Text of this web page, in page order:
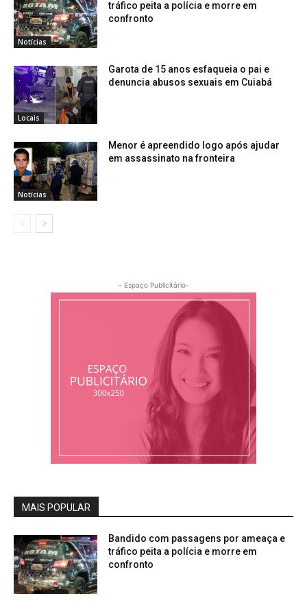
Notícias
tráfico peita a polícia e morre em
confronto
Locais
Garota de 15 anos esfaqueia o pai e
denuncia abusos sexuais em Cuiabá
Notícias
Menor é apreendido logo após ajudar
em assassinato na fronteira
- Espaço Publicitário-
MAIS POPULAR
Bandido com passagens por ameaça e
tráfico peita a polícia e morre em
confronto